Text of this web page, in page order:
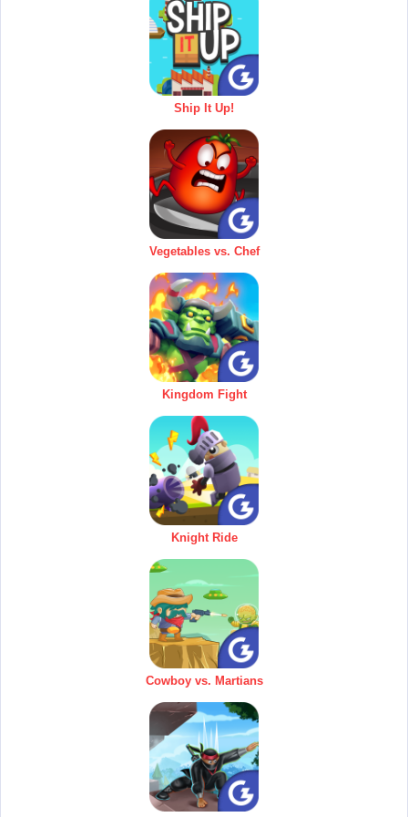
Ship It Up!
Vegetables vs. Chef
Kingdom Fight
Knight Ride
Cowboy vs. Martians